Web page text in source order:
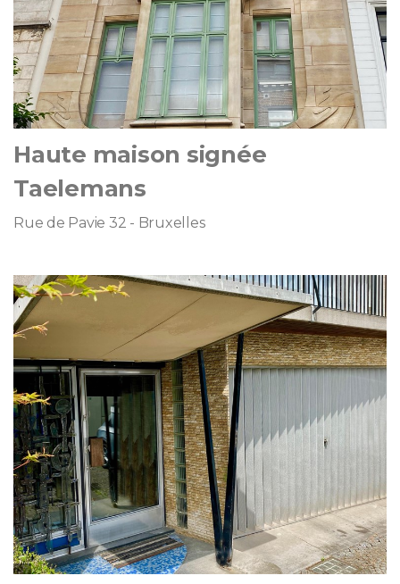
Haute maison signée
Taelemans
Rue de Pavie 32 - Bruxelles